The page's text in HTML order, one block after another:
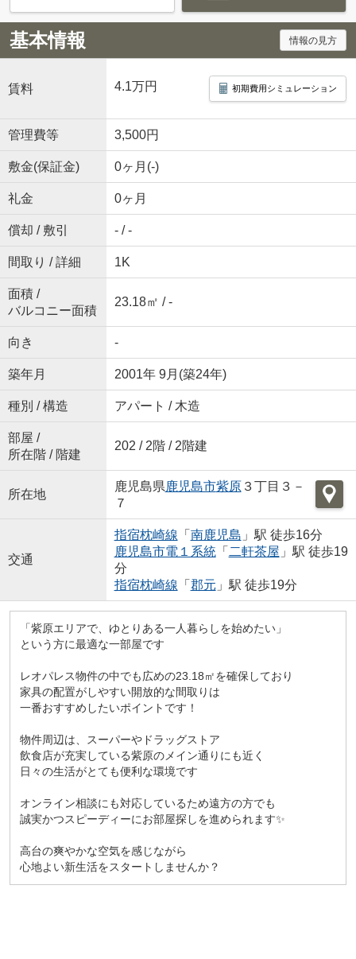
基本情報 情報の見方
賃料 4.1万円 初期費用シミュレーション
管理費等 3,500円
敷金(保証金) 0ヶ月(-)
礼金 0ヶ月
償却 / 敷引 - / -
間取り / 詳細 1K
面積 /
バルコニー面積
23.18㎡ / -
向き -
築年月 2001年 9月(築24年)
種別 / 構造 アパート / 木造
部屋 /
所在階 / 階建
202 / 2階 / 2階建
所在地
鹿児島県鹿児島市紫原３丁目３－
７
交通
指宿枕崎線 「 南鹿児島 」駅 徒歩16分
鹿児島市電１系統「 二軒茶屋 」駅 徒歩19
分
指宿枕崎線 「 郡元 」駅 徒歩19分
「紫原エリアで、ゆとりある一人暮らしを始めたい」
という方に最適な一部屋です
レオパレス物件の中でも広めの23.18㎡を確保しており
家具の配置がしやすい開放的な間取りは
一番おすすめしたいポイントです！
物件周辺は、スーパーやドラッグストア
飲食店が充実している紫原のメイン通りにも近く
日々の生活がとても便利な環境です
オンライン相談にも対応しているため遠方の方でも
誠実かつスピーディーにお部屋探しを進められます✨
高台の爽やかな空気を感じながら
心地よい新生活をスタートしませんか？